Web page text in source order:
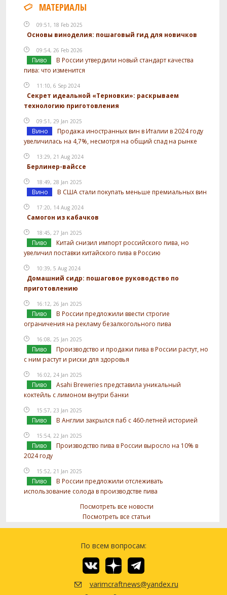
МАТЕРИАЛЫ
09:51, 18 Feb 2025
Основы виноделия: пошаговый гид для новичков
09:54, 26 Feb 2026
Пиво
В России утвердили новый стандарт качества
пива: что изменится
11:10, 6 Sep 2024
Секрет идеальной «Терновки»: раскрываем
технологию приготовления
09:51, 29 Jan 2025
Вино
Продажа иностранных вин в Италии в 2024 году
увеличилась на 4,7%, несмотря на общий спад на рынке
13:29, 21 Aug 2024
Берлинер-вайссе
18:49, 28 Jan 2025
Вино В США стали покупать меньше премиальных вин
17:20, 14 Aug 2024
Самогон из кабачков
18:45, 27 Jan 2025
Пиво
Китай снизил импорт российского пива, но
увеличил поставки китайского пива в Россию
10:39, 5 Aug 2024
Домашний сидр: пошаговое руководство по
приготовлению
16:12, 26 Jan 2025
Пиво
В России предложили ввести строгие
ограничения на рекламу безалкогольного пива
16:08, 25 Jan 2025
Пиво
Производство и продажи пива в России растут, но
с ним растут и риски для здоровья
16:02, 24 Jan 2025
Пиво
Asahi Breweries представила уникальный
коктейль с лимоном внутри банки
15:57, 23 Jan 2025
Пиво В Англии закрылся паб с 460-летней историей
15:54, 22 Jan 2025
Пиво
Производство пива в России выросло на 10% в
2024 году
15:52, 21 Jan 2025
Пиво
В России предложили отслеживать
использование солода в производстве пива
Посмотреть все новости
Посмотреть все статьи
По всем вопросам:
varimcraftnews@yandex.ru